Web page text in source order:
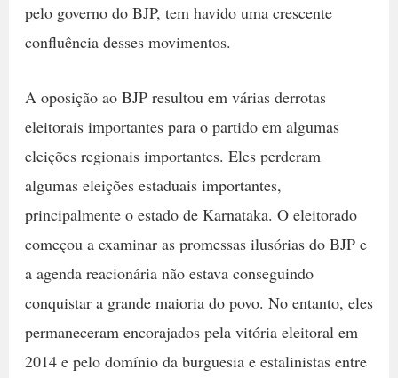
pelo governo do BJP, tem havido uma crescente
confluência desses movimentos.
A oposição ao BJP resultou em várias derrotas
eleitorais importantes para o partido em algumas
eleições regionais importantes. Eles perderam
algumas eleições estaduais importantes,
principalmente o estado de Karnataka. O eleitorado
começou a examinar as promessas ilusórias do BJP e
a agenda reacionária não estava conseguindo
conquistar a grande maioria do povo. No entanto, eles
permaneceram encorajados pela vitória eleitoral em
2014 e pelo domínio da burguesia e estalinistas entre